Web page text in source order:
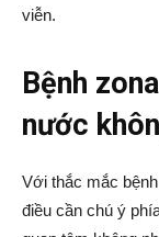
viễn.
Bệnh
nước
Với thắc mắc
điều cần chú ý